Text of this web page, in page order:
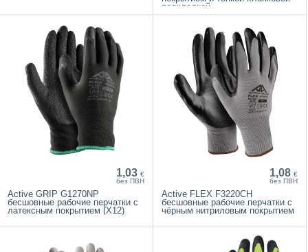
подкладкой
1,03 €
без ПВН
Active GRIP G1270NP
бесшовные рабочие перчатки с
латексным покрытием (X12)
1,08 €
без ПВН
Active FLEX F3220CH
бесшовные рабочие перчатки с
чёрным нитриловым покрытием